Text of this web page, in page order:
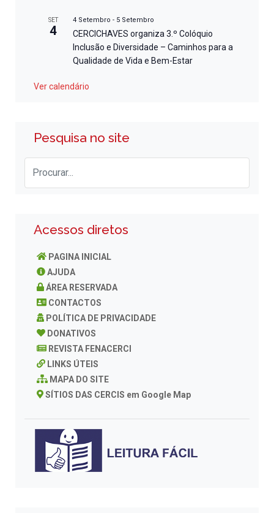
SET
4
4 Setembro - 5 Setembro
CERCICHAVES organiza 3.º Colóquio
Inclusão e Diversidade – Caminhos para a
Qualidade de Vida e Bem-Estar
Ver calendário
Pesquisa no site
Acessos diretos
PAGINA INICIAL
AJUDA
ÁREA RESERVADA
CONTACTOS
POLÍTICA DE PRIVACIDADE
DONATIVOS
REVISTA FENACERCI
LINKS ÚTEIS
MAPA DO SITE
SÍTIOS DAS CERCIS em Google Map